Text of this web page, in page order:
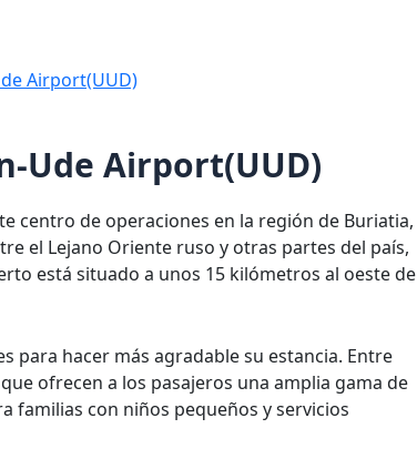
Airport(UUD)
Ude Airport(UUD)
centro de operaciones en la región de Buriatia,
el Lejano Oriente ruso y otras partes del país,
está situado a unos 15 kilómetros al oeste de
para hacer más agradable su estancia. Entre
ofrecen a los pasajeros una amplia gama de
familias con niños pequeños y servicios